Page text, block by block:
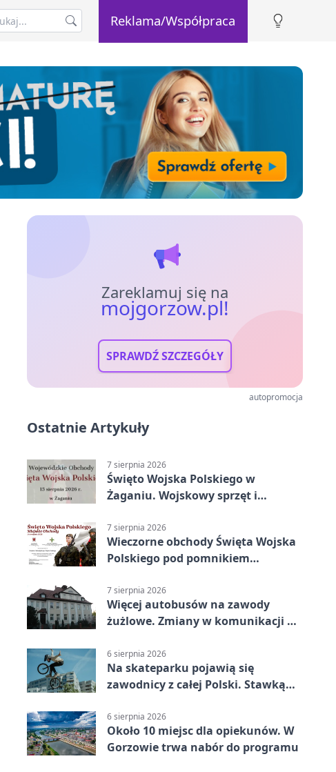
Reklama/Współpraca
Zareklamuj się na
mojgorzow.pl!
SPRAWDŹ SZCZEGÓŁY
autopromocja
Ostatnie Artykuły
7 sierpnia 2026
Święto Wojska Polskiego w
Żaganiu. Wojskowy sprzęt i
7 sierpnia 2026
Wieczorne obchody Święta Wojska
Polskiego pod pomnikiem
7 sierpnia 2026
Więcej autobusów na zawody
żużlowe. Zmiany w komunikacji w
6 sierpnia 2026
Na skateparku pojawią się
zawodnicy z całej Polski. Stawką
6 sierpnia 2026
Około 10 miejsc dla opiekunów. W
Gorzowie trwa nabór do programu